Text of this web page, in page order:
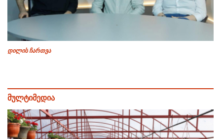
დილის ჩართვა
მულტიმედია